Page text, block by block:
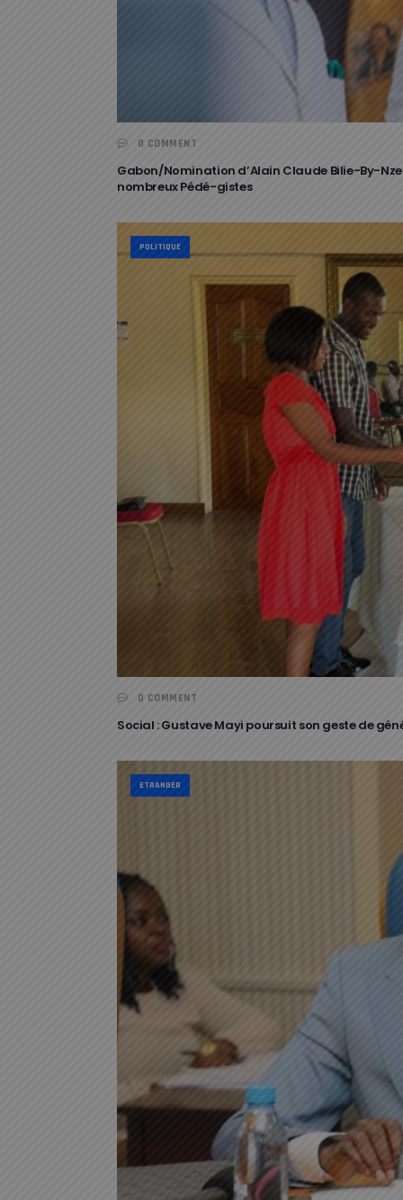
0 COMMENT
Gabon/Nomination d’Alain Claude Bilie-By-
nombreux Pédé-gistes
POLITIQUE
0 COMMENT
Social : Gustave Mayi poursuit son geste de
ETRANGER